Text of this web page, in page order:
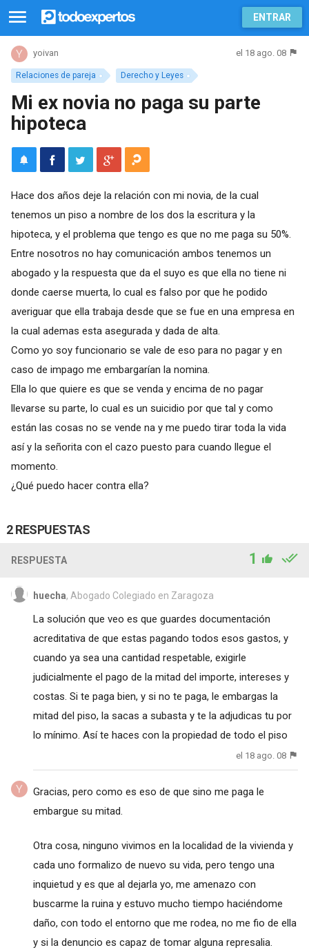
ENTRAR
Relaciones de pareja Derecho y Leyes
yoivan el 18 ago. 08
Mi ex novia no paga su parte
hipoteca
Hace dos años deje la relación con mi novia, de la cual
tenemos un piso a nombre de los dos la escritura y la
hipoteca, y el problema que tengo es que no me paga su 50%.
Entre nosotros no hay comunicación ambos tenemos un
abogado y la respuesta que da el suyo es que ella no tiene ni
donde caerse muerta, lo cual es falso por que he podido
averiguar que ella trabaja desde que se fue en una empresa en
la cual ademas esta asegurada y dada de alta.
Como yo soy funcionario se vale de eso para no pagar y en
caso de impago me embargarían la nomina.
Ella lo que quiere es que se venda y encima de no pagar
llevarse su parte, lo cual es un suicidio por que tal y como
están las cosas no se vende na y me puedo tirar toda la vida
así y la señorita con el cazo puesto para cuando llegue el
momento.
¿Qué puedo hacer contra ella?
2 RESPUESTAS
RESPUESTA 1
huecha, Abogado Colegiado en Zaragoza
La solución que veo es que guardes documentación
acreditativa de que estas pagando todos esos gastos, y
cuando ya sea una cantidad respetable, exigirle
judicialmente el pago de la mitad del importe, intereses y
costas. Si te paga bien, y si no te paga, le embargas la
mitad del piso, la sacas a subasta y te la adjudicas tu por
lo mínimo. Así te haces con la propiedad de todo el piso
el 18 ago. 08
Gracias, pero como es eso de que sino me paga le
embargue su mitad.
Otra cosa, ninguno vivimos en la localidad de la vivienda y
cada uno formalizo de nuevo su vida, pero tengo una
inquietud y es que al dejarla yo, me amenazo con
buscarme la ruina y estuvo mucho tiempo haciéndome
daño, con todo el entorno que me rodea, no me fio de ella
y si la denuncio es capaz de tomar alguna represalia.